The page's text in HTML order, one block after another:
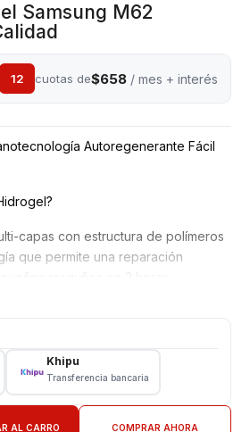
Samsung M62
12 cuotas de$658 / mes + interés
Autoregenerante Fácil
capas con estructura de polímeros
que permite una reparación
absorción de golpes, debido a su
de la huella dactilar
adaptable a todos los equipos,
Khipu
Transferencia bancaria
AL CARRO COMPRAR AHORA